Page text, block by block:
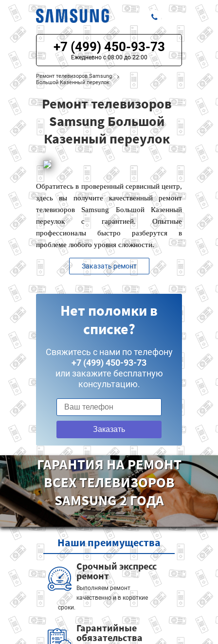
ЦЕНЫ НА РЕМОНТ
О СЕРВИСЕ
МОДЕЛИ SAMSUNG
НАШИ КОНТАКТЫ
+7 (499) 450-93-73
Ежедневно с 08:00 до 22:00
Ремонт телевизоров Samsung
Большой Казенный переулок
Ремонт телевизоров
Samsung Большой
Казенный переулок
Обратитесь в проверенный сервисный центр,
здесь вы получите качественный ремонт
телевизоров Samsung Большой Казенный
переулок с гарантией. Опытные
профессионалы быстро разберутся в
проблеме любого уровня сложности.
Заказать ремонт
Нет поломки в
списке?
Свяжитесь с нами по телефону
+7 (499) 450-93-73
или закажите бесплатную
консультацию.
Заказать
ГАРАНТИЯ НА РЕМОНТ
ВСЕХ ТЕЛЕВИЗОРОВ
SAMSUNG 2 ГОДА
Нашипреимущества
Срочный экспресс
ремонт
Выполняем ремонт
качественно и в короткие
сроки.
Гарантийные
обязательства